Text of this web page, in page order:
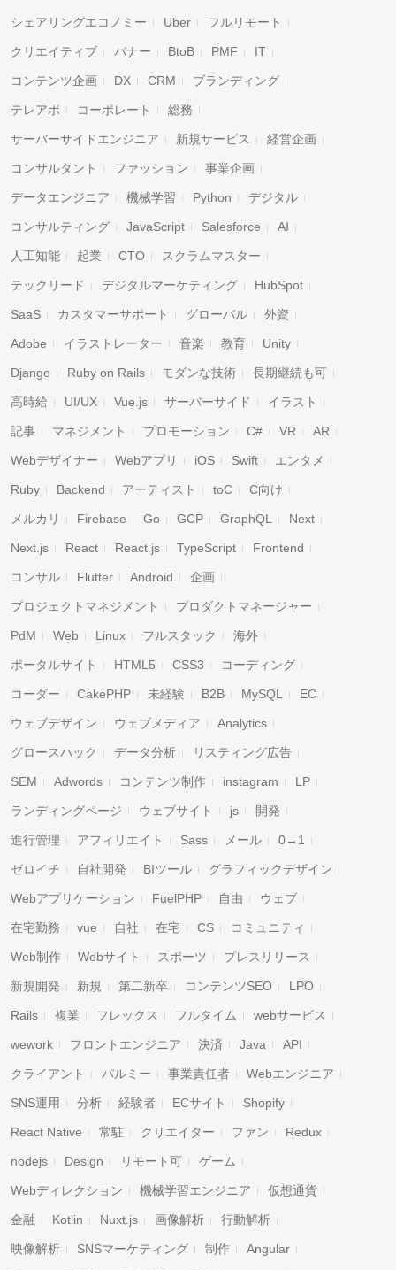
シェアリングエコノミー Uber フルリモート
クリエイティブ バナー BtoB PMF IT
コンテンツ企画 DX CRM ブランディング
テレアポ コーポレート 総務
サーバーサイドエンジニア 新規サービス 経営企画
コンサルタント ファッション 事業企画
データエンジニア 機械学習 Python デジタル
コンサルティング JavaScript Salesforce AI
人工知能 起業 CTO スクラムマスター
テックリード デジタルマーケティング HubSpot
SaaS カスタマーサポート グローバル 外資
Adobe イラストレーター 音楽 教育 Unity
Django Ruby on Rails モダンな技術 長期継続も可
高時給 UI/UX Vue.js サーバーサイド イラスト
記事 マネジメント プロモーション C# VR AR
Webデザイナー Webアプリ iOS Swift エンタメ
Ruby Backend アーティスト toC C向け
メルカリ Firebase Go GCP GraphQL Next
Next.js React React.js TypeScript Frontend
コンサル Flutter Android 企画
プロジェクトマネジメント プロダクトマネージャー
PdM Web Linux フルスタック 海外
ポータルサイト HTML5 CSS3 コーディング
コーダー CakePHP 未経験 B2B MySQL EC
ウェブデザイン ウェブメディア Analytics
グロースハック データ分析 リスティング広告
SEM Adwords コンテンツ制作 instagram LP
ランディングページ ウェブサイト js 開発
進行管理 アフィリエイト Sass メール 0→1
ゼロイチ 自社開発 BIツール グラフィックデザイン
Webアプリケーション FuelPHP 自由 ウェブ
在宅勤務 vue 自社 在宅 CS コミュニティ
Web制作 Webサイト スポーツ プレスリリース
新規開発 新規 第二新卒 コンテンツSEO LPO
Rails 複業 フレックス フルタイム webサービス
wework フロントエンジニア 決済 Java API
クライアント パルミー 事業責任者 Webエンジニア
SNS運用 分析 経験者 ECサイト Shopify
React Native 常駐 クリエイター ファン Redux
nodejs Design リモート可 ゲーム
Webディレクション 機械学習エンジニア 仮想通貨
金融 Kotlin Nuxt.js 画像解析 行動解析
映像解析 SNSマーケティング 制作 Angular